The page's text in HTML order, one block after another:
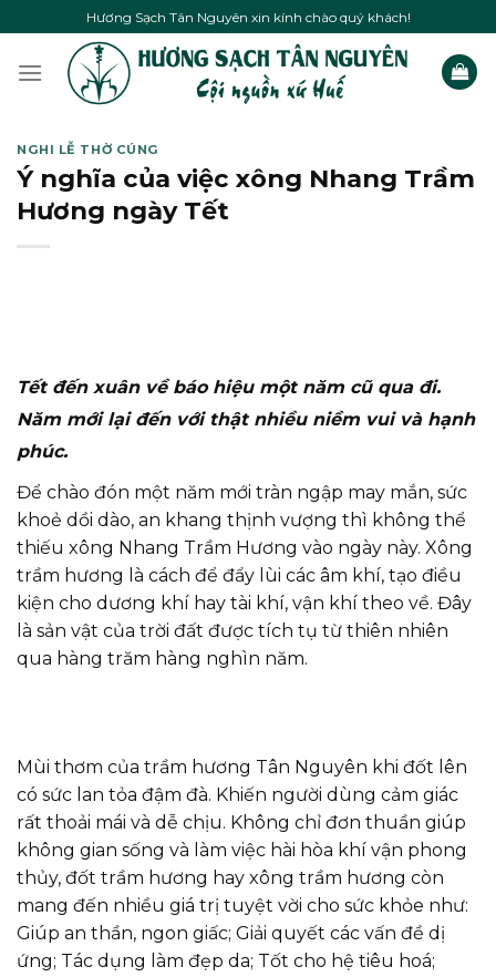
to
content
Hương Sạch Tân Nguyên xin kính chào quý khách!
NGHI LỄ THỜ CÚNG
Ý nghĩa của việc xông Nhang Trầm
Hương ngày Tết
Tết đến xuân về báo hiệu một năm cũ qua đi.
Năm mới lại đến với thật nhiều niềm vui và hạnh
phúc.
Để chào đón một năm mới tràn ngập may mắn, sức
khoẻ dồi dào, an khang thịnh vượng thì không thể
thiếu xông Nhang Trầm Hương vào ngày này. Xông
trầm hương là cách để đẩy lùi các âm khí, tạo điều
kiện cho dương khí hay tài khí, vận khí theo về. Đây
là sản vật của trời đất được tích tụ từ thiên nhiên
qua hàng trăm hàng nghìn năm.
Mùi thơm của trầm hương Tân Nguyên khi đốt lên
có sức lan tỏa đậm đà. Khiến người dùng cảm giác
rất thoải mái và dễ chịu. Không chỉ đơn thuần giúp
không gian sống và làm việc hài hòa khí vận phong
thủy, đốt trầm hương hay xông trầm hương còn
mang đến nhiều giá trị tuyệt vời cho sức khỏe như:
Giúp an thần, ngon giấc; Giải quyết các vấn đề dị
ứng; Tác dụng làm đẹp da; Tốt cho hệ tiêu hoá;